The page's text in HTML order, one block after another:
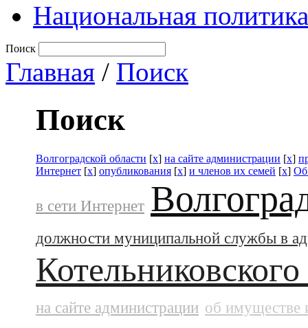
Национальная политика
Поиск
Главная / Поиск
Поиск
Волгоградской области [x] на сайте администрации [x]
Интернет [x] опубликования [x] и членов их семей [x] Об
в сети Интернет
должности муниципальной службы в
на сайте администрации об имуществе